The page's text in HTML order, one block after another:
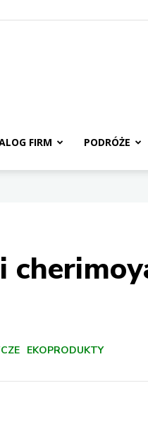
FIRM PODRÓŻE
EKOPRODUKTY